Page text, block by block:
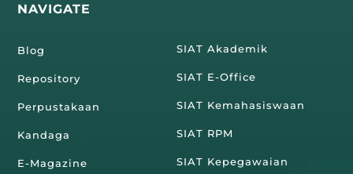
NAVIGATE
Blog
Repository
Perpustakaan
Kandaga
E-Magazine
SIAT Akademik
SIAT E-Office
SIAT Kemahasiswaan
SIAT RPM
SIAT Kepegawaian